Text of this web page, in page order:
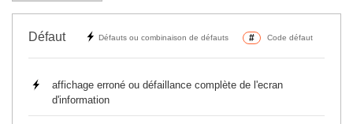
Défaut Défauts ou combinaison de défauts # Code défaut
affichage erroné ou défaillance complète de l'ecran
d'information